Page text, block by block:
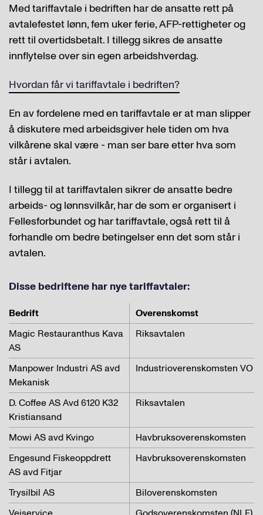
Med tariffavtale i bedriften har de ansatte rett på
avtalefestet lønn, fem uker ferie, AFP-rettigheter og
rett til overtidsbetalt. I tillegg sikres de ansatte
innflytelse over sin egen arbeidshverdag.
Hvordan får vi tariffavtale i bedriften?
En av fordelene med en tariffavtale er at man slipper
å diskutere med arbeidsgiver hele tiden om hva
vilkårene skal være - man ser bare etter hva som
står i avtalen.
I tillegg til at tariffavtalen sikrer de ansatte bedre
arbeids- og lønnsvilkår, har de som er organisert i
Fellesforbundet og har tariffavtale, også rett til å
forhandle om bedre betingelser enn det som står i
avtalen.
Disse bedriftene har nye tariffavtaler:
Bedrift
Overenskomst
Magic Restauranthus Kava
AS
Riksavtalen
Manpower Industri AS avd
Mekanisk
Industrioverenskomsten VO
D. Coffee AS Avd 6120 K32
Kristiansand
Riksavtalen
Mowi AS avd Kvingo
Havbruksoverenskomsten
Engesund Fiskeoppdrett
AS avd Fitjar
Havbruksoverenskomsten
Trysilbil AS
Biloverenskomsten